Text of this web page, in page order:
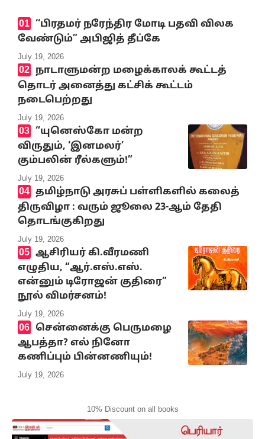
‘‘பிரதமர் நரேந்திர மோடி பதவி விலக
வேண்டும்” அபிஜித் தீப்கே
July 19, 2026
நாடாளுமன்ற மழைக்காலக் கூட்டத்
தொடர் அனைத்து கட்சிக் கூட்டம்
நடைபெற்றது
July 19, 2026
“யுனெஸ்கோ மன்ற
விருதும், ‘இனமலர்’
கும்பலின் ரீல்களும்!”
July 19, 2026
தமிழ்நாடு அரசுப் பள்ளிகளில் கலைத்
திருவிழா : வரும் ஜூலை 23-ஆம் தேதி
தொடங்குகிறது
July 19, 2026
ஆசிரியர் கி.வீரமணி
எழுதிய, “ஆர்.எஸ்.எஸ்.
என்னும் டிரோஜன் குதிரை”
நூல் விமர்சனம்!
July 19, 2026
சென்னைக்கு பெருமழை
ஆபத்தா? எல் நினோ
கணிப்பும் பின்னணியும்!
July 19, 2026
10% Discount on all books